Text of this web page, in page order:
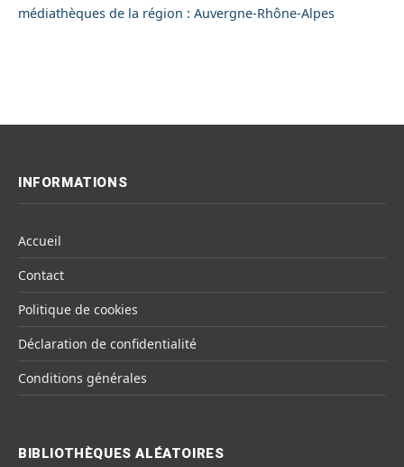
médiathèques de la région : Auvergne-Rhône-Alpes
INFORMATIONS
Accueil
Contact
Politique de cookies
Déclaration de confidentialité
Conditions générales
BIBLIOTHÈQUES ALÉATOIRES